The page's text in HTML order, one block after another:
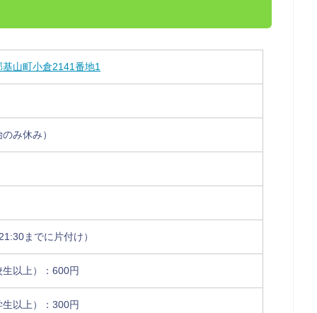
山町小倉2141番地1
み休み）
までに片付け）
以上）：600円
以上）：300円